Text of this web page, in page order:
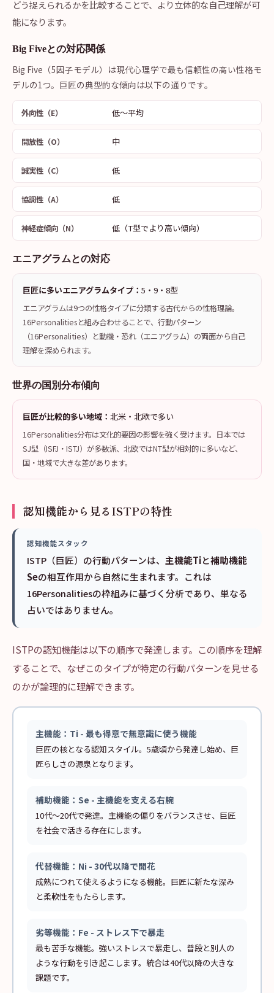
どう捉えられるかを比較することで、より立体的な自己理解が可
能になります。
Big Fiveとの対応関係
Big Five（5因子モデル）は現代心理学で最も信頼性の高い性格モ
デルの1つ。巨匠の典型的な傾向は以下の通りです。
外向性（E） 低〜平均
開放性（O） 中
誠実性（C） 低
協調性（A） 低
神経症傾向（N） 低（T型でより高い傾向）
エニアグラムとの対応
巨匠に多いエニアグラムタイプ： 5・9・8型
エニアグラムは9つの性格タイプに分類する古代からの性格理論。
16Personalitiesと組み合わせることで、行動パターン
（16Personalities）と動機・恐れ（エニアグラム）の両面から自己
理解を深められます。
世界の国別分布傾向
巨匠が比較的多い地域： 北米・北欧で多い
16Personalities分布は文化的要因の影響を強く受けます。日本では
SJ型（ISFJ・ISTJ）が多数派、北欧ではNT型が相対的に多いなど、
国・地域で大きな差があります。
認知機能から見るISTPの特性
認知機能スタック
ISTP（巨匠）の行動パターンは、 主機能Tiと補助機能
Seの相互作用から自然に生まれます。これは
16Personalitiesの枠組みに基づく分析であり、単なる
占いではありません。
ISTPの認知機能は以下の順序で発達します。この順序を理解
することで、なぜこのタイプが特定の行動パターンを見せる
のかが論理的に理解できます。
主機能：Ti - 最も得意で無意識に使う機能
巨匠の核となる認知スタイル。5歳頃から発達し始め、巨
匠らしさの源泉となります。
補助機能：Se - 主機能を支える右腕
10代〜20代で発達。主機能の偏りをバランスさせ、巨匠
を社会で活きる存在にします。
代替機能：Ni - 30代以降で開花
成熟につれて使えるようになる機能。巨匠に新たな深み
と柔軟性をもたらします。
劣等機能：Fe - ストレス下で暴走
最も苦手な機能。強いストレスで暴走し、普段と別人の
ような行動を引き起こします。統合は40代以降の大きな
課題です。